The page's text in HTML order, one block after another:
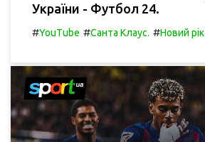
України - Футбол 24.
#YouTube #Санта Клаус. #Новий рік